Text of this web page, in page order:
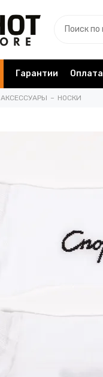
Гарантии Оплата
АКСЕССУАРЫ НОСКИ